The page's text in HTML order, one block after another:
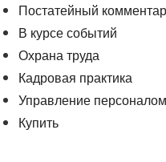
Постатейный
В курсе событий
Охрана труда
Кадровая практика
Управление персоналом
Купить